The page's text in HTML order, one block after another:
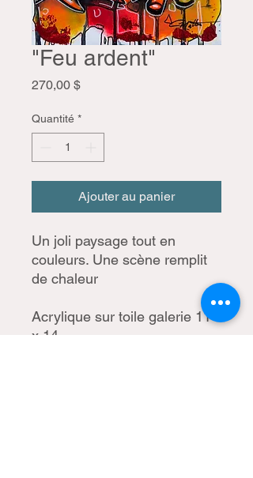
"Feu ardent"
270,00 $Prix
Quantité *
Ajouter au panier
Un joli paysage tout en
couleurs. Une scène remplit
de chaleur
Acrylique sur toile galerie 11
x 14